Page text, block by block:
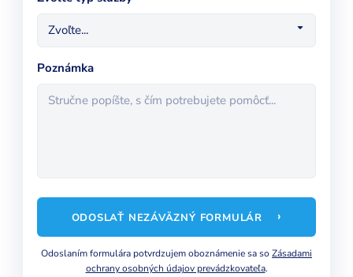
Poznámka
ODOSLAŤ NEZÁVÄZNÝ FORMULÁR ›
Odoslaním formulára potvrdzujem oboznámenie sa so Zásadami
ochrany osobných údajov prevádzkovateľa.